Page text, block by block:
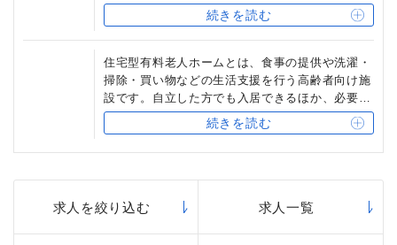
護・福祉業界以外の人でも、介護職員初任者研修
の受講生は少なくありません。家族介護のために
勉強する人や、ホテル業界やタクシー業界など、
高齢者の方にもサービスを提供するような業種・
職種の方にも人気の資格です。
続きを読む
住宅型有料老人ホームとは、食事の提供や洗濯・
掃除・買い物などの生活支援を行う高齢者向け施
設です。自立した方でも入居できるほか、必要に
応じて外部の訪問介護サービスや通所介護サービ
スを受けることができます。ベネッセスタイルケ
アの住宅型有料老人ホームでは、併設の訪問事業
続きを読む
求人を絞り込む 求人一覧